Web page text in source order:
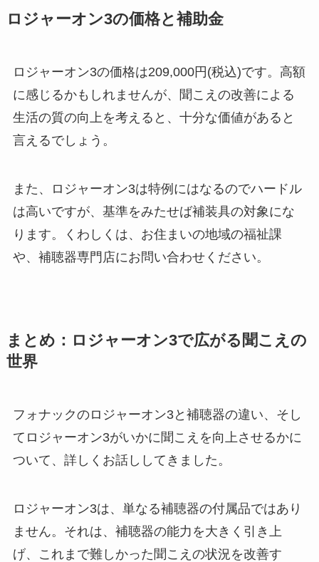
ロジャーオン3の価格と補助金
ロジャーオン3の価格は209,000円(税込)です。高額
に感じるかもしれませんが、聞こえの改善による
生活の質の向上を考えると、十分な価値があると
言えるでしょう。
また、ロジャーオン3は特例にはなるのでハードル
は高いですが、基準をみたせば補装具の対象にな
ります。くわしくは、お住まいの地域の福祉課
や、補聴器専門店にお問い合わせください。
まとめ：ロジャーオン3で広がる聞こえの
世界
フォナックのロジャーオン3と補聴器の違い、そし
てロジャーオン3がいかに聞こえを向上させるかに
ついて、詳しくお話ししてきました。
ロジャーオン3は、単なる補聴器の付属品ではあり
ません。それは、補聴器の能力を大きく引き上
げ、これまで難しかった聞こえの状況を改善す